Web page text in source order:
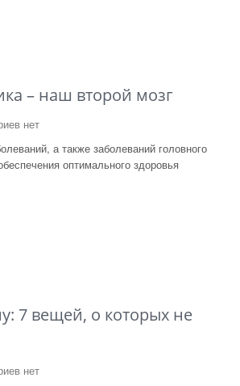
– наш второй мозг
нет
а также заболеваний головного
оптимального здоровья
7 вещей, о которых не
нет